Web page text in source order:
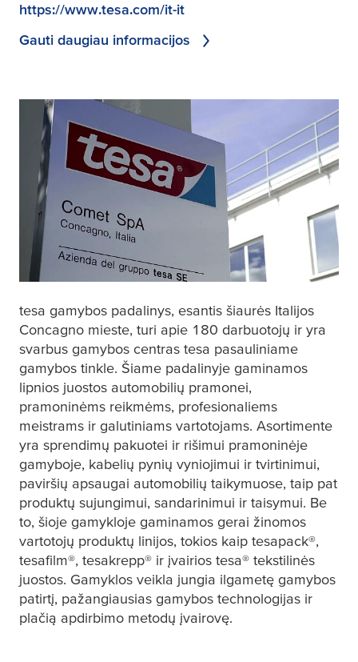
https://www.tesa.com/it-it
Gauti daugiau informacijos
tesa gamybos padalinys, esantis šiaurės Italijos
Concagno mieste, turi apie 180 darbuotojų ir yra
svarbus gamybos centras tesa pasauliniame
gamybos tinkle. Šiame padalinyje gaminamos
lipnios juostos automobilių pramonei,
pramoninėms reikmėms, profesionaliems
meistrams ir galutiniams vartotojams. Asortimente
yra sprendimų pakuotei ir rišimui pramoninėje
gamyboje, kabelių pynių vyniojimui ir tvirtinimui,
paviršių apsaugai automobilių taikymuose, taip pat
produktų sujungimui, sandarinimui ir taisymui. Be
to, šioje gamykloje gaminamos gerai žinomos
vartotojų produktų linijos, tokios kaip tesapack®,
tesafilm®, tesakrepp® ir įvairios tesa® tekstilinės
juostos. Gamyklos veikla jungia ilgametę gamybos
patirtį, pažangiausias gamybos technologijas ir
plačią apdirbimo metodų įvairovę.